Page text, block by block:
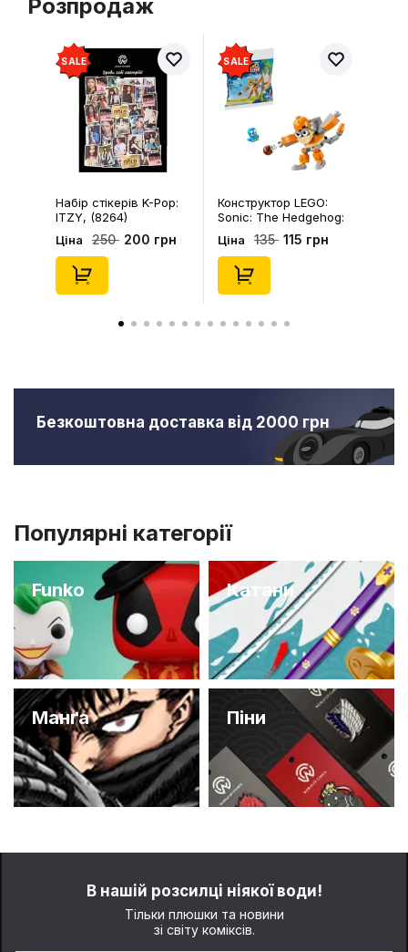
Розпродаж
SALE
Набір стікерів K-Pop:
ITZY, (8264)
Ціна 250 200 грн
SALE
Конструктор LEGO:
Sonic: The Hedgehog:
Kiki's Coconut Attack:
Kiki and Flicky, (30676)
Ціна 135 115 грн
Безкоштовна доставка від 2000 грн
Популярні категорії
Funko Катани
Манґа Піни
В нашій розсилці ніякої води!
Тільки плюшки та новини
зі світу коміксів.